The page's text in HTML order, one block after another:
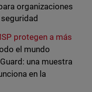
organizaciones
protegen a más
el mundo
una muestra
en la